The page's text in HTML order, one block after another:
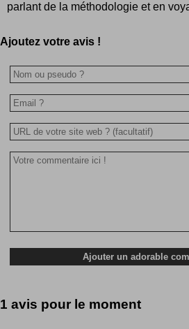
parlant de la méthodologie et en
Ajoutez votre avis !
1 avis pour le moment